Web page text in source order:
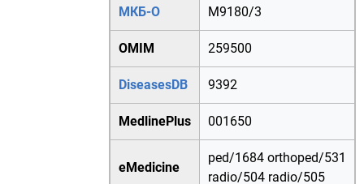
МКБ-О M9180/3
OMIM 259500
DiseasesDB 9392
MedlinePlus 001650
eMedicine
ped/1684 orthoped/531
radio/504 radio/505